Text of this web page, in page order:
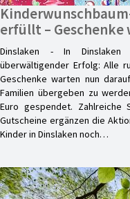
erfüllt –
Dinslaken - In Dinslaken
überwältigender Erfolg: Alle
Geschenke warten nun
Familien übergeben zu
Euro gespendet. Zahlreiche
Gutscheine ergänzen die
Kinder in Dinslaken noch…